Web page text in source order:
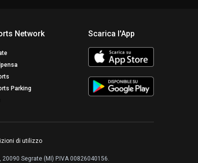
Network
Parking
Scarica l'App
di utilizzo
Segrate (MI) P.IVA 00826040156.